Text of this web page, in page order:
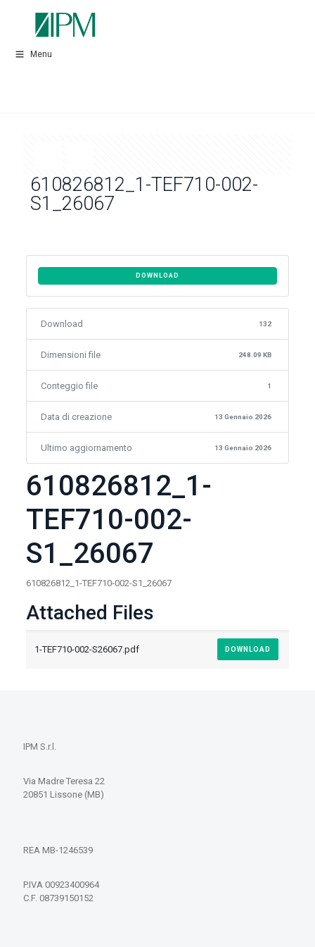
Menu
610826812_1-TEF710-002-
S1_26067
DOWNLOAD
Download 132
Dimensioni file 248.09 KB
Conteggio file 1
Data di creazione 13 Gennaio 2026
Ultimo aggiornamento 13 Gennaio 2026
610826812_1-
TEF710-002-
S1_26067
610826812_1-TEF710-002-S1_26067
Attached Files
1-TEF710-002-S26067.pdf DOWNLOAD
IPM S.r.l.
Via Madre Teresa 22
20851 Lissone (MB)
REA MB-1246539
P.IVA 00923400964
C.F. 08739150152